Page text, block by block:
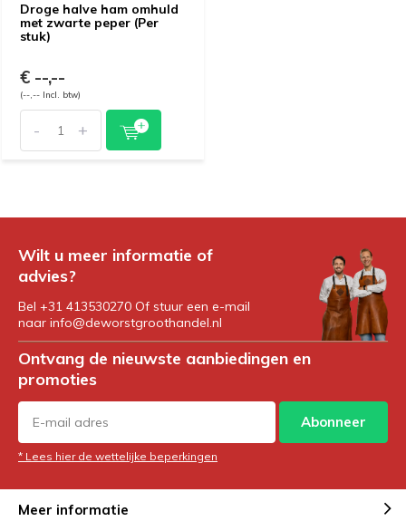
Droge halve ham omhuld
met zwarte peper (Per
stuk)
€ --,--
(--,-- Incl. btw)
- +
Wilt u meer informatie of
advies?
Bel +31 413530270 Of stuur een e-mail
naar info@deworstgroothandel.nl
Ontvang de nieuwste aanbiedingen en
promoties
Abonneer
* Lees hier de wettelijke beperkingen
Meer informatie